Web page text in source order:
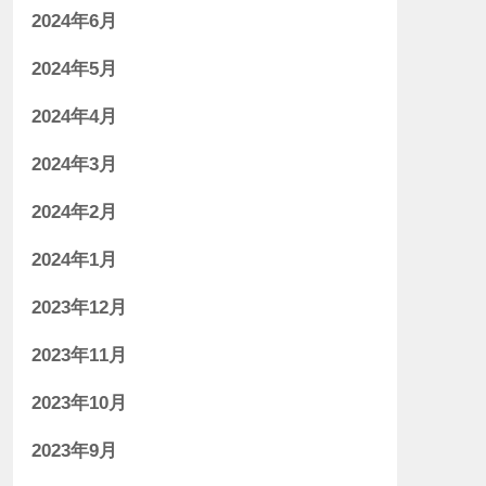
2024年6月
2024年5月
2024年4月
2024年3月
2024年2月
2024年1月
2023年12月
2023年11月
2023年10月
2023年9月